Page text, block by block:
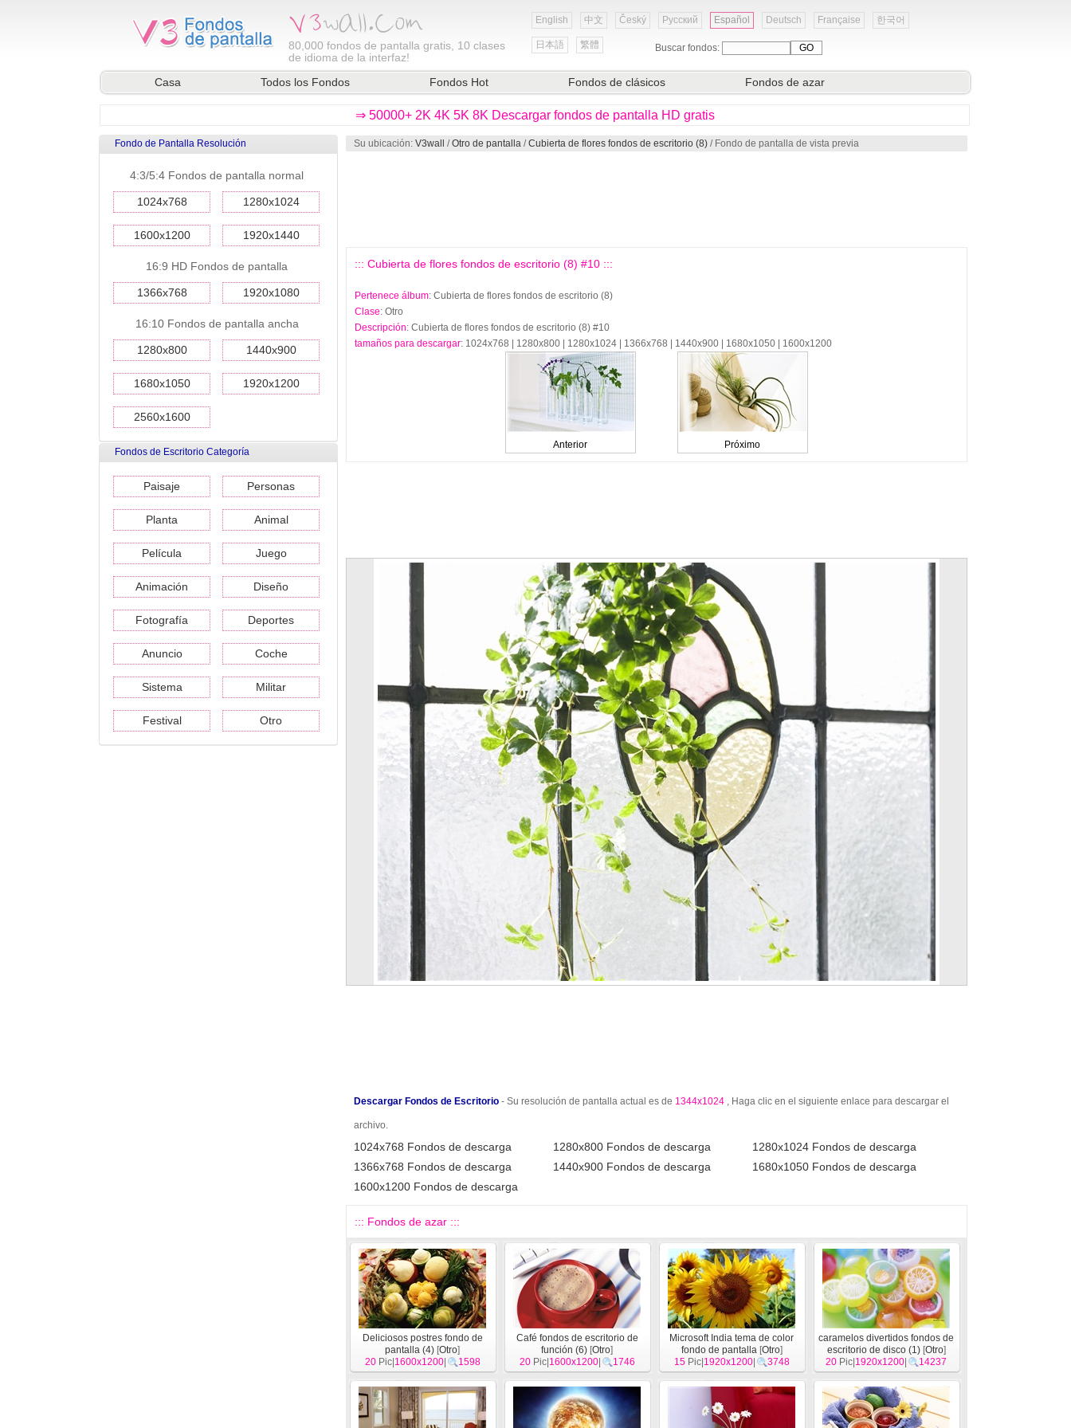
80,000 fondos de pantalla gratis, 10 clases
de idioma de la interfaz!
English 中文 Český Русский Español Deutsch Française 한국어
日本語 繁體 Buscar fondos:
Casa Todos los Fondos Fondos Hot Fondos de clásicos Fondos de azar
⇒ 50000+ 2K 4K 5K 8K Descargar fondos de pantalla HD gratis
Fondo de Pantalla Resolución
4:3/5:4 Fondos de pantalla normal
1024x768 1280x1024
1600x1200 1920x1440
16:9 HD Fondos de pantalla
1366x768 1920x1080
16:10 Fondos de pantalla ancha
1280x800 1440x900
1680x1050 1920x1200
2560x1600
Fondos de Escritorio Categoría
Paisaje Personas
Planta Animal
Película Juego
Animación Diseño
Fotografía Deportes
Anuncio Coche
Sistema Militar
Festival Otro
Su ubicación: V3wall /Otro de pantalla /Cubierta de flores fondos de escritorio (8) / Fondo de pantalla de vista previa
::: Cubierta de flores fondos de escritorio (8) #10 :::
Pertenece álbum: Cubierta de flores fondos de escritorio (8)
Clase: Otro
Descripción: Cubierta de flores fondos de escritorio (8) #10
tamaños para descargar: 1024x768 | 1280x800 | 1280x1024 | 1366x768 | 1440x900 | 1680x1050 | 1600x1200
Anterior Próximo
Descargar Fondos de Escritorio - Su resolución de pantalla actual es de 1344x1024 , Haga clic en el siguiente enlace para descargar el
archivo.
1024x768 Fondos de descarga 1280x800 Fondos de descarga
1280x1024 Fondos de descarga
1366x768 Fondos de descarga
1440x900 Fondos de descarga
1680x1050 Fondos de descarga
1600x1200 Fondos de descarga
::: Fondos de azar :::
Deliciosos postres fondo de
pantalla (4) [Otro]
20Pic| 1600x1200| 1598
Café fondos de escritorio de
función (6) [Otro]
20Pic| 1600x1200| 1746
Microsoft India tema de color
fondo de pantalla[Otro]
15Pic| 1920x1200| 3748
caramelos divertidos fondos de
escritorio de disco (1)[Otro]
20 Pic| 1920x1200 14237